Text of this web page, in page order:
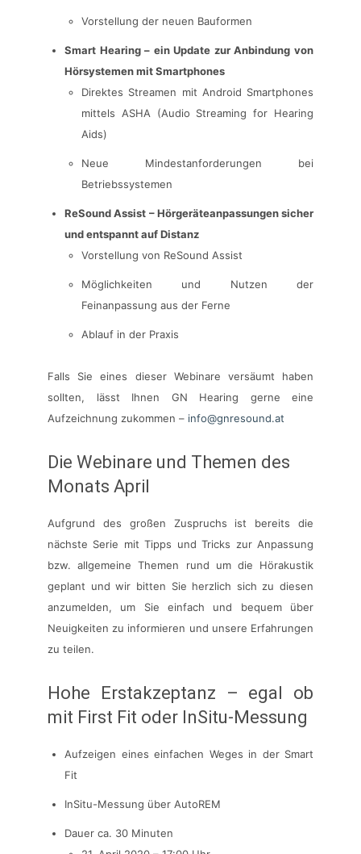
Vorstellung der neuen Bauformen
Smart Hearing – ein Update zur Anbindung von
Hörsystemen mit Smartphones
Direktes Streamen mit Android Smartphones
mittels ASHA (Audio Streaming for Hearing
Aids)
Neue Mindestanforderungen bei
Betriebssystemen
ReSound Assist – Hörgeräteanpassungen sicher
und entspannt auf Distanz
Vorstellung von ReSound Assist
Möglichkeiten und Nutzen der
Feinanpassung aus der Ferne
Ablauf in der Praxis
Falls Sie eines dieser Webinare versäumt haben
sollten, lässt Ihnen GN Hearing gerne eine
Aufzeichnung zukommen – info@gnresound.at
Die Webinare und Themen des
Monats April
Aufgrund des großen Zuspruchs ist bereits die
nächste Serie mit Tipps und Tricks zur Anpassung
bzw. allgemeine Themen rund um die Hörakustik
geplant und wir bitten Sie herzlich sich zu diesen
anzumelden, um Sie einfach und bequem über
Neuigkeiten zu informieren und unsere Erfahrungen
zu teilen.
Hohe Erstakzeptanz – egal ob
mit First Fit oder InSitu-Messung
Aufzeigen eines einfachen Weges in der Smart
Fit
InSitu-Messung über AutoREM
Dauer ca. 30 Minuten